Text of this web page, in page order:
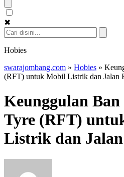
✖
Hobies
swarajombang.com » Hobies »
(RFT) untuk Mobil Listrik dan Jalan
Keunggulan
Tyre (RFT)
Listrik dan